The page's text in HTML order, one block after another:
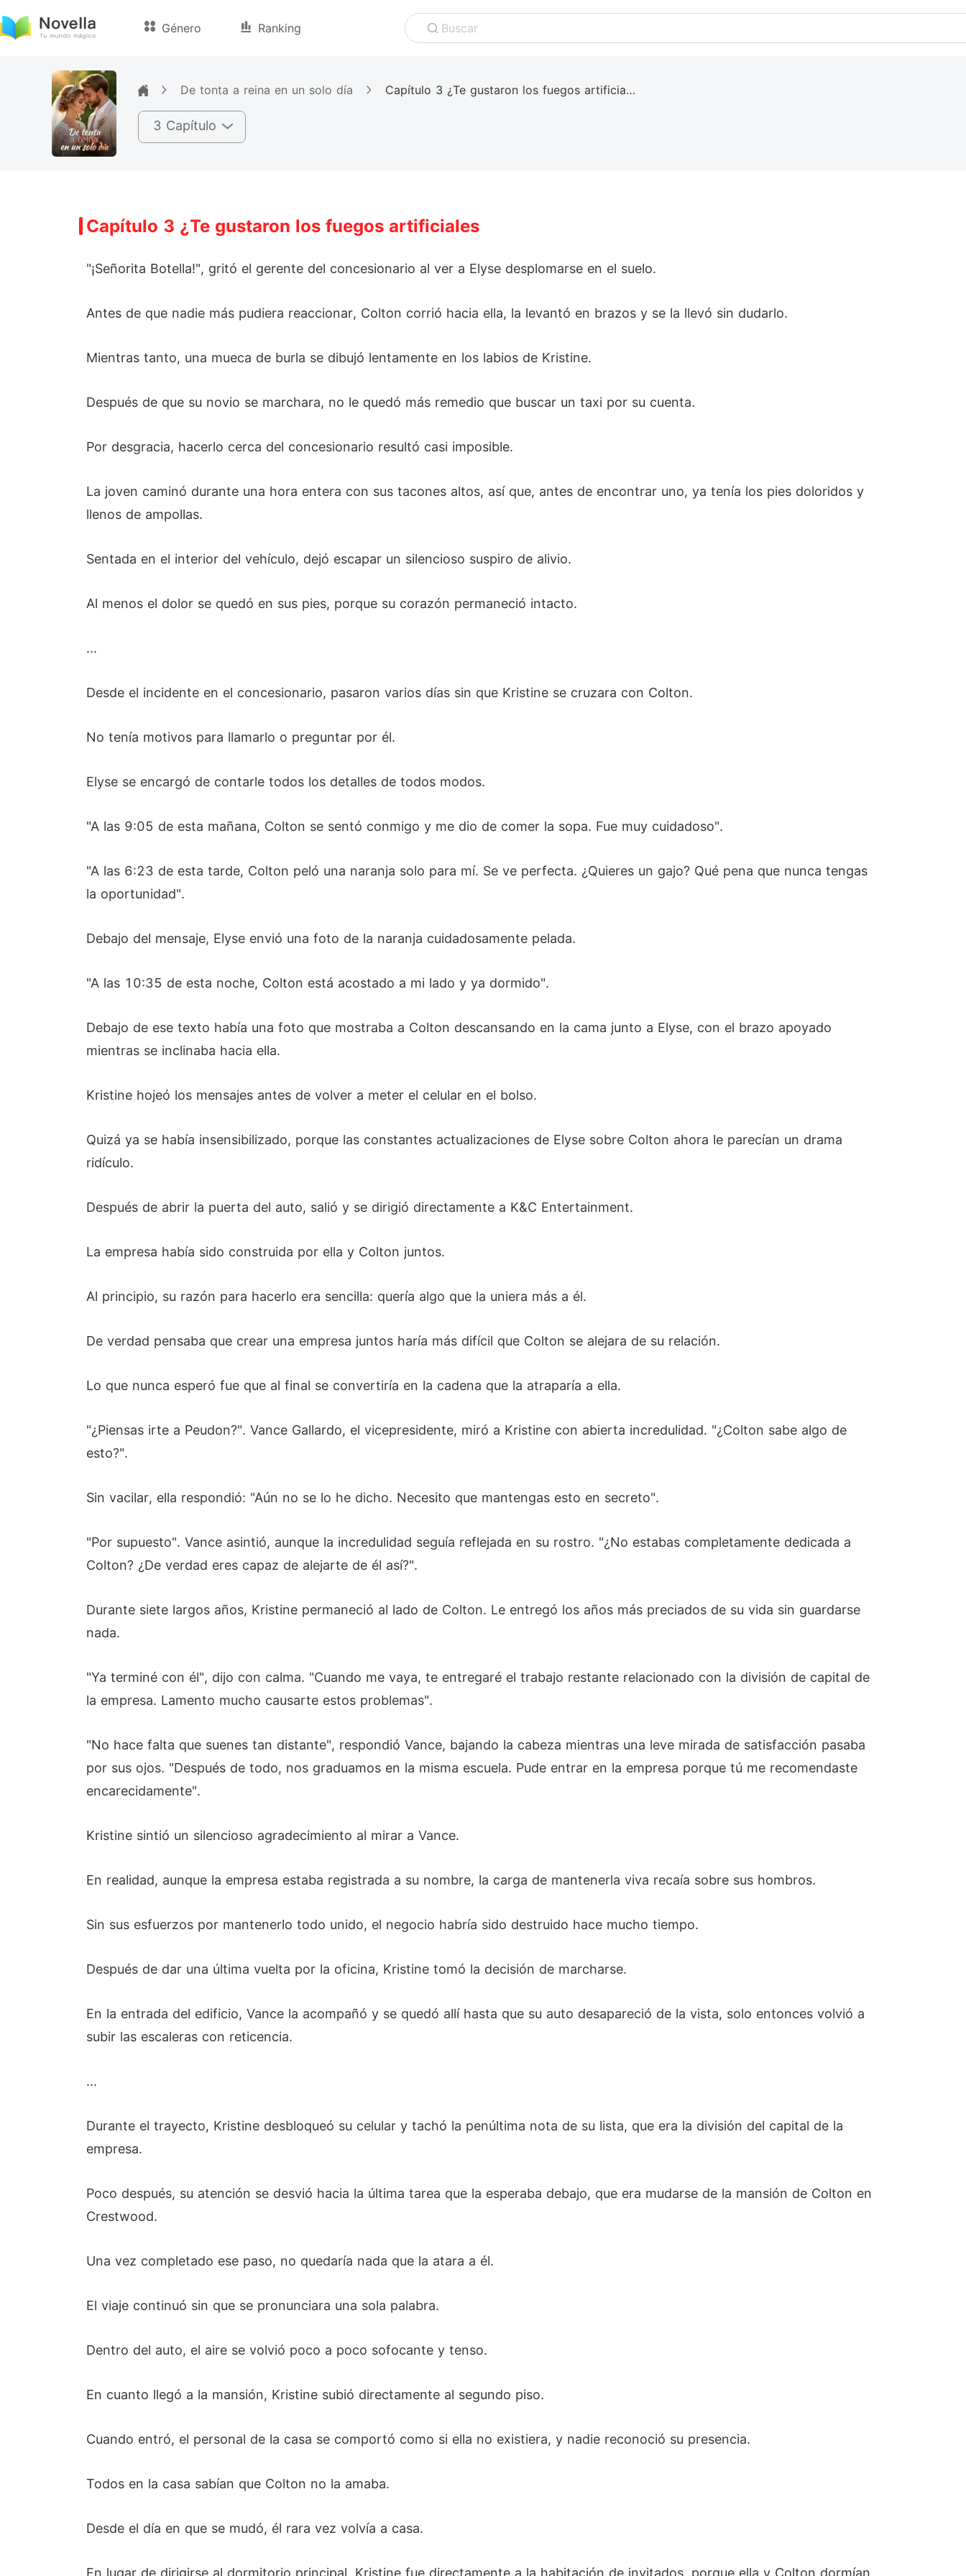
Género Ranking Buscar
De tonta a reina en un solo día Capítulo 3 ¿Te gustaron los fuegos artificiales
3 Capítulo
Capítulo 3 ¿Te gustaron los fuegos artificiales
"¡Señorita Botella!", gritó el gerente del concesionario al ver a Elyse desplomarse en el suelo.
Antes de que nadie más pudiera reaccionar, Colton corrió hacia ella, la levantó en brazos y se la llevó sin dudarlo.
Mientras tanto, una mueca de burla se dibujó lentamente en los labios de Kristine.
Después de que su novio se marchara, no le quedó más remedio que buscar un taxi por su cuenta.
Por desgracia, hacerlo cerca del concesionario resultó casi imposible.
La joven caminó durante una hora entera con sus tacones altos, así que, antes de encontrar uno, ya tenía los pies doloridos y
llenos de ampollas.
Sentada en el interior del vehículo, dejó escapar un silencioso suspiro de alivio.
Al menos el dolor se quedó en sus pies, porque su corazón permaneció intacto.
...
Desde el incidente en el concesionario, pasaron varios días sin que Kristine se cruzara con Colton.
No tenía motivos para llamarlo o preguntar por él.
Elyse se encargó de contarle todos los detalles de todos modos.
"A las 9:05 de esta mañana, Colton se sentó conmigo y me dio de comer la sopa. Fue muy cuidadoso".
"A las 6:23 de esta tarde, Colton peló una naranja solo para mí. Se ve perfecta. ¿Quieres un gajo? Qué pena que nunca tengas
la oportunidad".
Debajo del mensaje, Elyse envió una foto de la naranja cuidadosamente pelada.
"A las 10:35 de esta noche, Colton está acostado a mi lado y ya dormido".
Debajo de ese texto había una foto que mostraba a Colton descansando en la cama junto a Elyse, con el brazo apoyado
mientras se inclinaba hacia ella.
Kristine hojeó los mensajes antes de volver a meter el celular en el bolso.
Quizá ya se había insensibilizado, porque las constantes actualizaciones de Elyse sobre Colton ahora le parecían un drama
ridículo.
Después de abrir la puerta del auto, salió y se dirigió directamente a K&C Entertainment.
La empresa había sido construida por ella y Colton juntos.
Al principio, su razón para hacerlo era sencilla: quería algo que la uniera más a él.
De verdad pensaba que crear una empresa juntos haría más difícil que Colton se alejara de su relación.
Lo que nunca esperó fue que al final se convertiría en la cadena que la atraparía a ella.
"¿Piensas irte a Peudon?". Vance Gallardo, el vicepresidente, miró a Kristine con abierta incredulidad. "¿Colton sabe algo de
esto?".
Sin vacilar, ella respondió: "Aún no se lo he dicho. Necesito que mantengas esto en secreto".
"Por supuesto". Vance asintió, aunque la incredulidad seguía reflejada en su rostro. "¿No estabas completamente dedicada a
Colton? ¿De verdad eres capaz de alejarte de él así?".
Durante siete largos años, Kristine permaneció al lado de Colton. Le entregó los años más preciados de su vida sin guardarse
nada.
"Ya terminé con él", dijo con calma. "Cuando me vaya, te entregaré el trabajo restante relacionado con la división de capital de
la empresa. Lamento mucho causarte estos problemas".
"No hace falta que suenes tan distante", respondió Vance, bajando la cabeza mientras una leve mirada de satisfacción pasaba
por sus ojos. "Después de todo, nos graduamos en la misma escuela. Pude entrar en la empresa porque tú me recomendaste
encarecidamente".
Kristine sintió un silencioso agradecimiento al mirar a Vance.
En realidad, aunque la empresa estaba registrada a su nombre, la carga de mantenerla viva recaía sobre sus hombros.
Sin sus esfuerzos por mantenerlo todo unido, el negocio habría sido destruido hace mucho tiempo.
Después de dar una última vuelta por la oficina, Kristine tomó la decisión de marcharse.
En la entrada del edificio, Vance la acompañó y se quedó allí hasta que su auto desapareció de la vista, solo entonces volvió a
subir las escaleras con reticencia.
...
Durante el trayecto, Kristine desbloqueó su celular y tachó la penúltima nota de su lista, que era la división del capital de la
empresa.
Poco después, su atención se desvió hacia la última tarea que la esperaba debajo, que era mudarse de la mansión de Colton en
Crestwood.
Una vez completado ese paso, no quedaría nada que la atara a él.
El viaje continuó sin que se pronunciara una sola palabra.
Dentro del auto, el aire se volvió poco a poco sofocante y tenso.
En cuanto llegó a la mansión, Kristine subió directamente al segundo piso.
Cuando entró, el personal de la casa se comportó como si ella no existiera, y nadie reconoció su presencia.
Todos en la casa sabían que Colton no la amaba.
Desde el día en que se mudó, él rara vez volvía a casa.
En lugar de dirigirse al dormitorio principal, Kristine fue directamente a la habitación de invitados, porque ella y Colton dormían